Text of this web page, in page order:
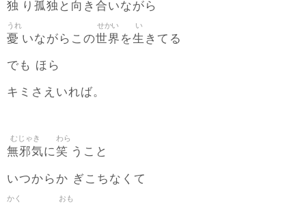
独 り 孤独 と 向 き 合いながら
憂
うれ
いながらこの世界
せかい
を生
い
きてる
でも ほら
キミさえいれば。
無邪気
むじゃき
に笑
わら
うこと
いつからか ぎこちなくて
かく おも